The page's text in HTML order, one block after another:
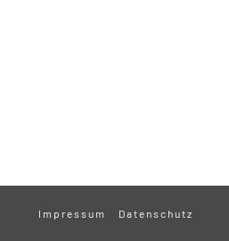
Impressum Datenschutz